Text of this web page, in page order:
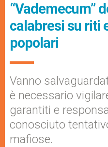
“Vademecum”
calabresi su riti
popolari
Vanno
è necessario
garantiti e
conosciuto
mafiose.